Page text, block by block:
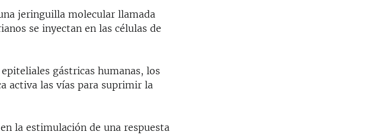
jeringuilla molecular llamada
se inyectan en las células de
gástricas humanas, los
activa las vías para suprimir la
la estimulación de una respuesta